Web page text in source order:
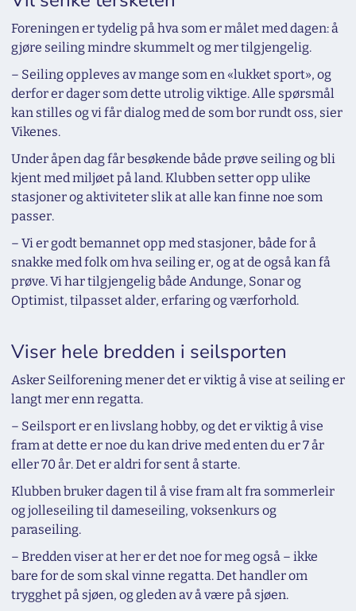
Foreningen er tydelig på hva som er målet med dagen: å
gjøre seiling mindre skummelt og mer tilgjengelig.
– Seiling oppleves av mange som en «lukket sport», og
derfor er dager som dette utrolig viktige. Alle spørsmål
kan stilles og vi får dialog med de som bor rundt oss, sier
Vikenes.
Under åpen dag får besøkende både prøve seiling og bli
kjent med miljøet på land. Klubben setter opp ulike
stasjoner og aktiviteter slik at alle kan finne noe som
passer.
– Vi er godt bemannet opp med stasjoner, både for å
snakke med folk om hva seiling er, og at de også kan få
prøve. Vi har tilgjengelig både Andunge, Sonar og
Optimist, tilpasset alder, erfaring og værforhold.
Viser hele bredden i seilsporten
Asker Seilforening mener det er viktig å vise at seiling er
langt mer enn regatta.
– Seilsport er en livslang hobby, og det er viktig å vise
fram at dette er noe du kan drive med enten du er 7 år
eller 70 år. Det er aldri for sent å starte.
Klubben bruker dagen til å vise fram alt fra sommerleir
og jolleseiling til dameseiling, voksenkurs og
paraseiling.
– Bredden viser at her er det noe for meg også – ikke
bare for de som skal vinne regatta. Det handler om
trygghet på sjøen, og gleden av å være på sjøen.